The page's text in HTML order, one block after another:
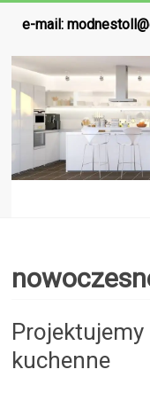
e-mail:
kuchenne